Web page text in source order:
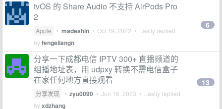
tvOS 的 Share Audio 不支持 AirPods Pro
2
Apple • madeshin • Oct 19, 2022 • Lastly replied
byfengeliangn
6
分享一下成都电信 IPTV 300+ 直播频道的
组播地址表，用 udpxy 转换不需电信盒子
在家任何地方直接观看
分享发现 • zyu0090 • Jun 16, 2023 • Lastly replied
byxdzhang
13